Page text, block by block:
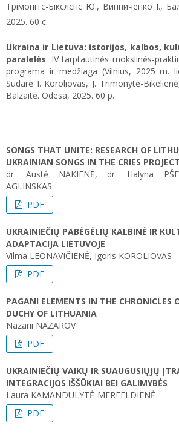
Трімонітє-Бікєлєнє Ю., Винниченко І.,
2025. 60 c.
Ukraina ir Lietuva: istorijos, kalbos,
paralelės: ІV tarptautinės mokslinės-
programa ir medžiaga (Vilnius, 2025 m.
Sudarė I. Koroliovas, J. Trimonytė-
Balzaitė. Odesa, 2025. 60 p.
SONGS THAT UNITE: RESEARCH OF
UKRAINIAN SONGS IN THE CRIES PROJECT
dr. Austė NAKIENĖ, dr. Halyna
AGLINSKAS
PDF
UKRAINIEČIŲ PABĖGĖLIŲ KALBINĖ IR
ADAPTACIJA LIETUVOJE
Vilma LEONAVIČIENĖ, Igoris KOROLIOVAS
PDF
PAGANI ELEMENTS IN THE CHRONICLES
DUCHY OF LITHUANIA
Nazarii NAZAROV
PDF
UKRAINIEČIŲ VAIKŲ IR SUAUGUSIŲJŲ
INTEGRACIJOS IŠŠŪKIAI BEI GALIMYBĖS
Laura KAMANDULYTĖ-MERFELDIENĖ
PDF